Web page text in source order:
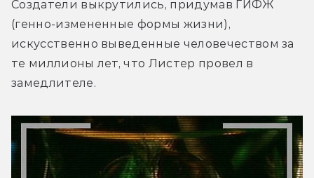
Создатели выкрутились, придумав ГИФЖ
(генно-измененные формы жизни),
искусственно выведенные человечеством за
те миллионы лет, что Листер провел в
замедлителе.